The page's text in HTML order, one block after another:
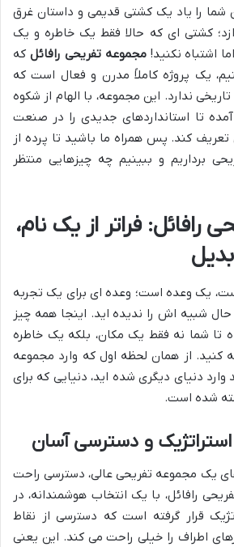
شما را یاد یک کشتی قدیمی و داستان غرق
کشتی ای که حالا فقط یک خاطره و یک
اشتباه نکنید!مجموعه تفریحی رافائل که
یک پروژه کاملاً مدرن و فعال است که
ندارد. این مجموعه، با الهام از شکوه
آمده تا استانداردهای جدیدی را در صنعت
تعریف کند. پس همراه ما باشید تا پرده از
برداریم و ببینیم چه چیزهایی منتظر
رافائل: فراتر از یک نام،
یک وعده است؛ وعده ای برای یک تجربه
شبیه اش را ندیده اید. اینجا همه چیز
شما نه فقط یک مکان، بلکه یک خاطره
کنید. از همان لحظه اول که وارد مجموعه
دنیای دیگری شده اید، دنیایی که برای
شده است.
و دسترسی آسان
یک مجموعه تفریحی عالی، دسترسی راحت
رافائل، با یک انتخاب هوشمندانه، در
قرار گرفته است که دسترسی از نقاط
اطراف را خیلی راحت می کند. این یعنی